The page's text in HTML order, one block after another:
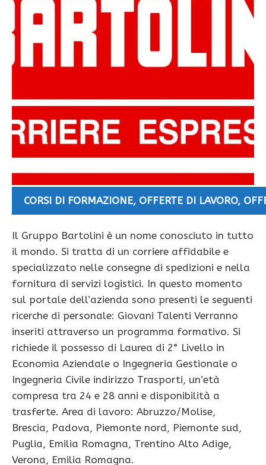
CORSI DI FORMAZIONE, OFFERTE DI LAVORO,
Il Gruppo Bartolini è un nome conosciuto in tutto
il mondo. Si tratta di un corriere affidabile e
specializzato nelle consegne di spedizioni e nella
fornitura di servizi logistici. In questo momento
sul portale dell’azienda sono presenti le seguenti
ricerche di personale: Giovani Talenti Verranno
inseriti attraverso un programma formativo. Si
richiede il possesso di Laurea di 2° Livello in
Economia Aziendale o Ingegneria Gestionale o
Ingegneria Civile indirizzo Trasporti, un’età
compresa tra 24 e 28 anni e disponibilità a
trasferte. Area di lavoro: Abruzzo/Molise,
Brescia, Padova, Piemonte nord, Piemonte sud,
Puglia, Emilia Romagna, Trentino Alto Adige,
Verona, Emilia Romagna.